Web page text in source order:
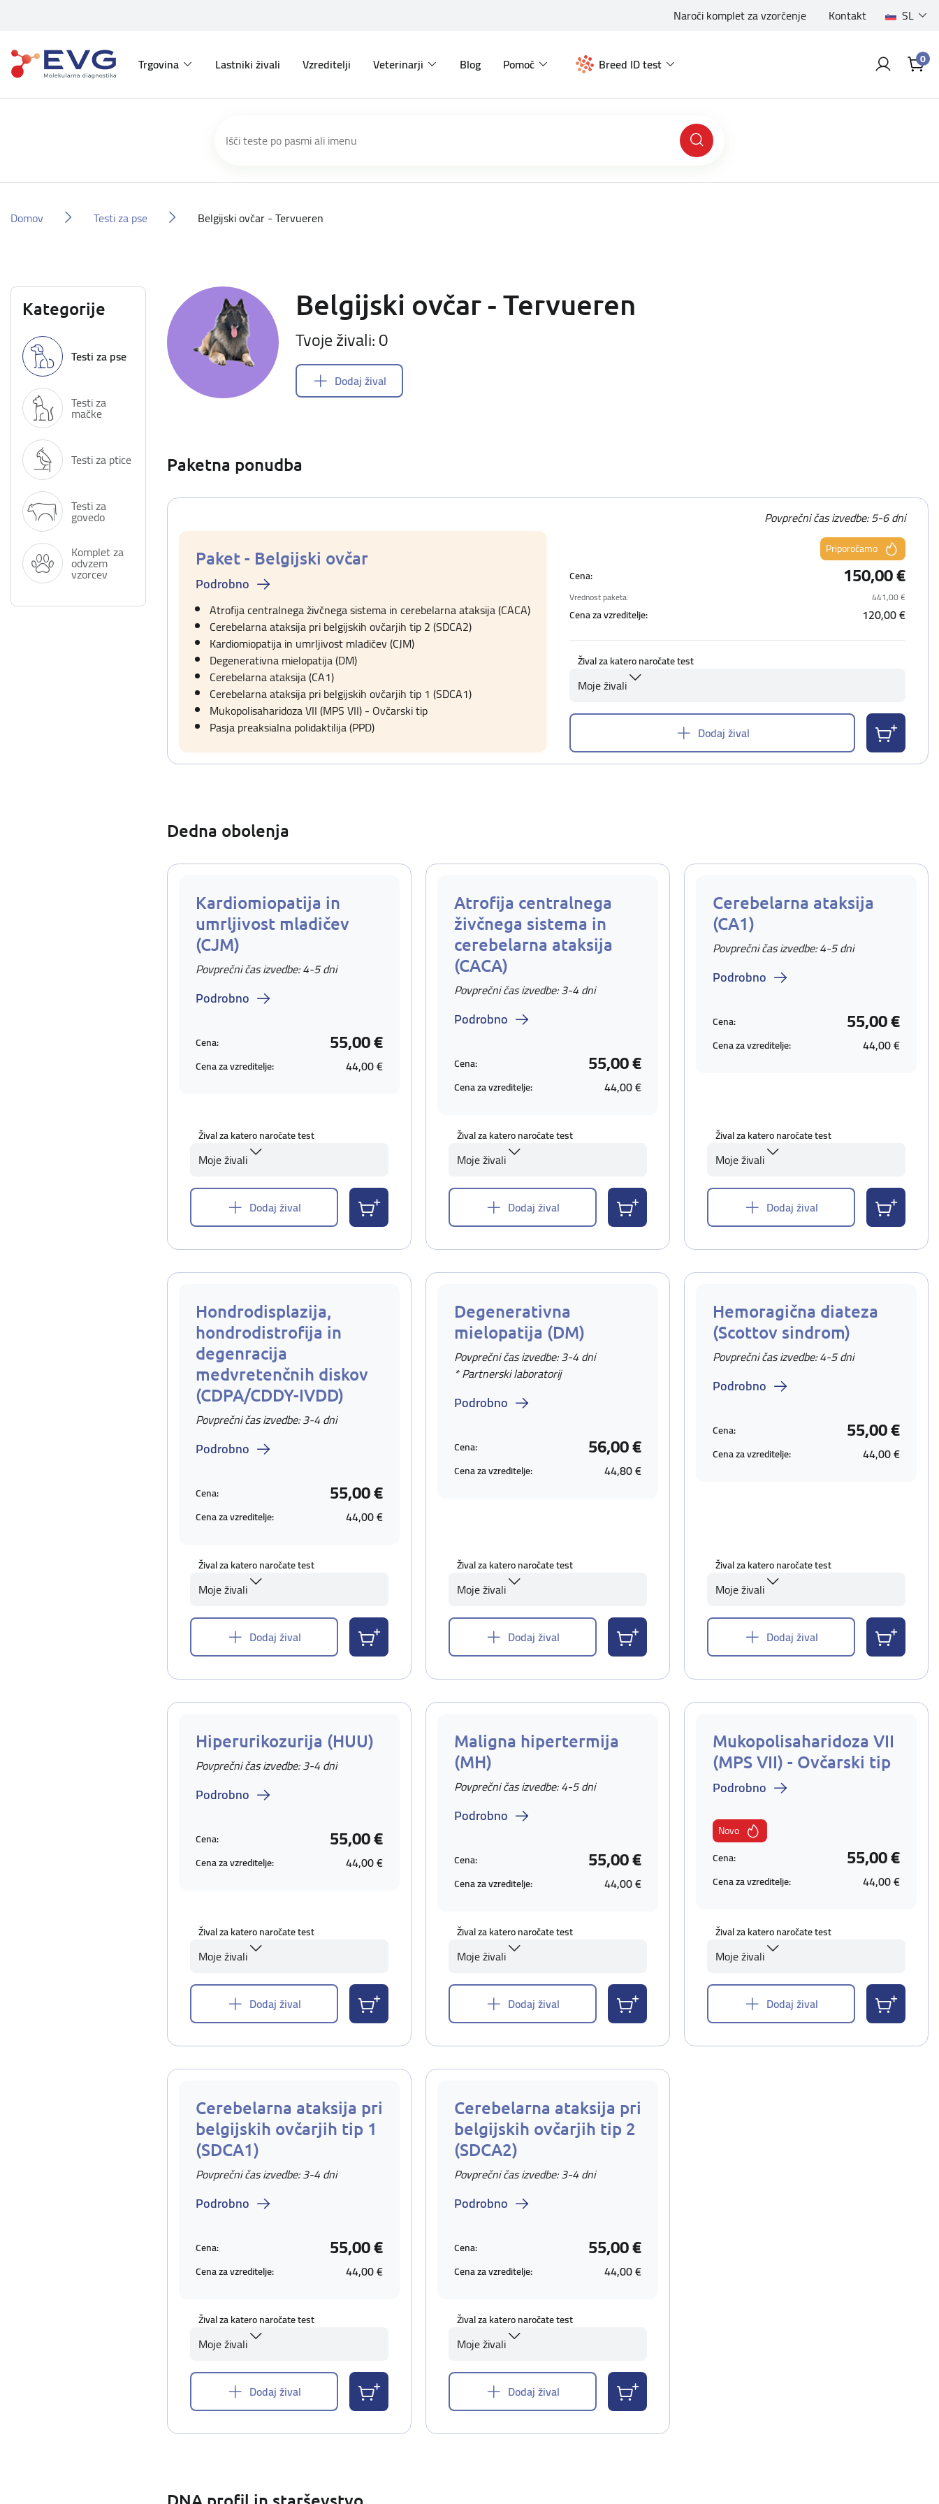
Naroči komplet za vzorčenje Kontakt SL
Trgovina Lastniki živali Vzreditelji Veterinarji Blog Pomoč Breed ID test 0
Domov Testi za pse Belgijski ovčar - Tervueren
Kategorije
Testi za pse
Testi za
mačke
Testi za ptice
Testi za
govedo
Komplet za
odvzem
vzorcev
Belgijski ovčar - Tervueren
Tvoje živali: 0
Dodaj žival
Paketna ponudba
Paket - Belgijski ovčar
Podrobno
Atrofija centralnega živčnega sistema in cerebelarna ataksija (CACA)
Cerebelarna ataksija pri belgijskih ovčarjih tip 2 (SDCA2)
Kardiomiopatija in umrljivost mladičev (CJM)
Degenerativna mielopatija (DM)
Cerebelarna ataksija (CA1)
Cerebelarna ataksija pri belgijskih ovčarjih tip 1 (SDCA1)
Mukopolisaharidoza VII (MPS VII) - Ovčarski tip
Pasja preaksialna polidaktilija (PPD)
Povprečni čas izvedbe: 5-6 dni
Priporočamo
Cena:
150,00 €
Vrednost paketa: 441,00 €
Cena za vzreditelje: 120,00 €
Žival za katero naročate test
Moje živali
Dodaj žival
Dedna obolenja
Kardiomiopatija in
umrljivost mladičev
(CJM)
Povprečni čas izvedbe: 4-5 dni
Podrobno
Cena: 55,00 €
Cena za vzreditelje: 44,00 €
Žival za katero naročate test
Moje živali
Dodaj žival
Atrofija centralnega
živčnega sistema in
cerebelarna ataksija
(CACA)
Povprečni čas izvedbe: 3-4 dni
Podrobno
Cena: 55,00 €
Cena za vzreditelje: 44,00 €
Žival za katero naročate test
Moje živali
Dodaj žival
Cerebelarna ataksija
(CA1)
Povprečni čas izvedbe: 4-5 dni
Podrobno
Cena: 55,00 €
Cena za vzreditelje: 44,00 €
Žival za katero naročate test
Moje živali
Dodaj žival
Hondrodisplazija,
hondrodistrofija in
degenracija
medvretenčnih diskov
(CDPA/CDDY-IVDD)
Povprečni čas izvedbe: 3-4 dni
Podrobno
Cena: 55,00 €
Cena za vzreditelje: 44,00 €
Žival za katero naročate test
Moje živali
Dodaj žival
Degenerativna
mielopatija (DM)
Povprečni čas izvedbe: 3-4 dni
* Partnerski laboratorij
Podrobno
Cena: 56,00 €
Cena za vzreditelje: 44,80 €
Žival za katero naročate test
Moje živali
Dodaj žival
Hemoragična diateza
(Scottov sindrom)
Povprečni čas izvedbe: 4-5 dni
Podrobno
Cena: 55,00 €
Cena za vzreditelje: 44,00 €
Žival za katero naročate test
Moje živali
Dodaj žival
Hiperurikozurija (HUU)
Povprečni čas izvedbe: 3-4 dni
Podrobno
Cena: 55,00 €
Cena za vzreditelje: 44,00 €
Žival za katero naročate test
Moje živali
Dodaj žival
Maligna hipertermija
(MH)
Povprečni čas izvedbe: 4-5 dni
Podrobno
Cena: 55,00 €
Cena za vzreditelje: 44,00 €
Žival za katero naročate test
Moje živali
Dodaj žival
Mukopolisaharidoza VII
(MPS VII) - Ovčarski tip
Podrobno
Novo
Cena:
55,00 €
Cena za vzreditelje: 44,00 €
Žival za katero naročate test
Moje živali
Dodaj žival
Cerebelarna ataksija pri
belgijskih ovčarjih tip 1
(SDCA1)
Povprečni čas izvedbe: 3-4 dni
Podrobno
Cena: 55,00 €
Cena za vzreditelje: 44,00 €
Žival za katero naročate test
Moje živali
Dodaj žival
Cerebelarna ataksija pri
belgijskih ovčarjih tip 2
(SDCA2)
Povprečni čas izvedbe: 3-4 dni
Podrobno
Cena: 55,00 €
Cena za vzreditelje: 44,00 €
Žival za katero naročate test
Moje živali
Dodaj žival